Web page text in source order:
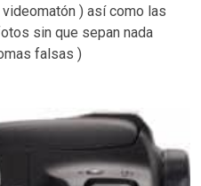
) así como las
sin que sepan nada
falsas )